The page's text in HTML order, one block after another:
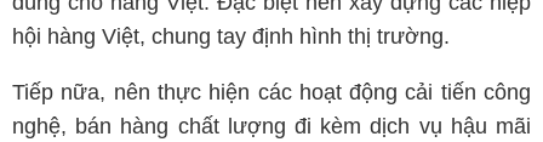
hội hàng Việt, chung tay định hình thị trường.
Tiếp nữa, nên thực hiện các hoạt động cải tiến công
nghệ, bán hàng chất lượng đi kèm dịch vụ hậu mãi